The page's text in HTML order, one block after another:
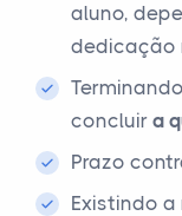
aluno,
dedicação
concluir a
Prazo
Existindo